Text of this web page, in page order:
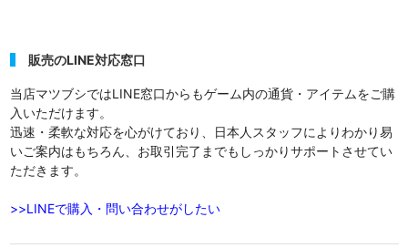
販売のLINE対応窓口
当店マツブシではLINE窓口からもゲーム内の通貨・アイテムをご購
入いただけます。
迅速・柔軟な対応を心がけており、日本人スタッフによりわかり易
いご案内はもちろん、お取引完了までもしっかりサポートさせてい
ただきます。
>>LINEで購入・問い合わせがしたい